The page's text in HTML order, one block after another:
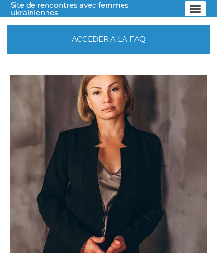
Site de rencontres avec femmes
ukrainiennes
ACCEDER A LA FAQ